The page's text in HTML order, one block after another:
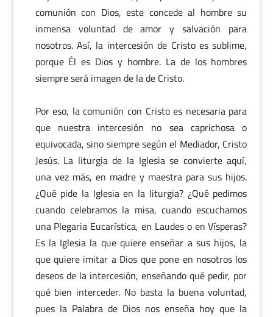
comunión con Dios, este concede al hombre su
inmensa voluntad de amor y salvación para
nosotros. Así, la intercesión de Cristo es sublime,
porque Él es Dios y hombre. La de los hombres
siempre será imagen de la de Cristo.
Por eso, la comunión con Cristo es necesaria para
que nuestra intercesión no sea caprichosa o
equivocada, sino siempre según el Mediador, Cristo
Jesús. La liturgia de la Iglesia se convierte aquí,
una vez más, en madre y maestra para sus hijos.
¿Qué pide la Iglesia en la liturgia? ¿Qué pedimos
cuando celebramos la misa, cuando escuchamos
una Plegaria Eucarística, en Laudes o en Vísperas?
Es la Iglesia la que quiere enseñar a sus hijos, la
que quiere imitar a Dios que pone en nosotros los
deseos de la intercesión, enseñando qué pedir, por
qué bien interceder. No basta la buena voluntad,
pues la Palabra de Dios nos enseña hoy que la